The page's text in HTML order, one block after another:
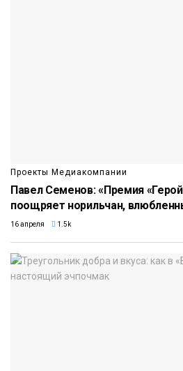
Проекты Медиакомпании
Павел Семенов: «Премия
поощряет норильчан,
16 апреля 1.5k